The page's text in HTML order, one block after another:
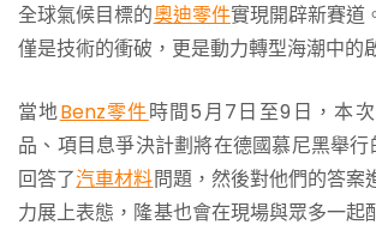
全球氣候目標的奧迪零件實現開辟新賽道
僅是技術的衝破，更是動力轉型海潮中的
當地Benz零件時間5月7日至9日，本
品、項目息爭決計劃將在德國慕尼黑舉
回答了汽車材料問題，然後對他們的答案
力展上表態，隆基也會在現場與眾多一起